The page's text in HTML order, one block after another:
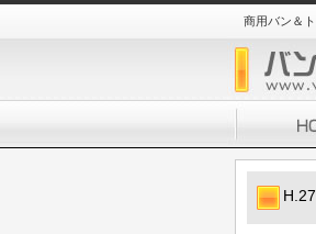
商用バン＆